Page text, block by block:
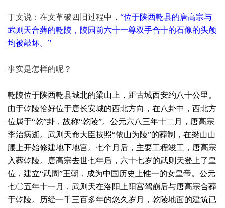
丁文说：在文革破四旧过程中， “位于陕西乾县的唐高宗与
武则天合葬的乾陵，陵园前六十一尊双手合十的石像的头颅
均被敲坏。”
事实是怎样的呢？
乾陵位于陕西乾县城北的梁山上，距古城西安约八十公里。
由于乾陵恰好位于唐长安城的西北方向，在八卦中，西北方
位属于“乾”卦，故称“乾陵”。公元六八三年十二月，唐高宗
李治病逝。武则天命大臣按照“依山为陵”的葬制，在梁山山
腰上开始修建地下地宫。七个月后，主要工程竣工，唐高宗
入葬乾陵。唐高宗去世七年后，六十七岁的武则天登上了皇
位，建立“武周”王朝，成为中国历史上惟一的女皇帝。公元
七〇五年十一月，武则天在洛阳上阳宫驾崩后与唐高宗合葬
于乾陵。历经一千三百多年的悠久岁月，乾陵地面的建筑已